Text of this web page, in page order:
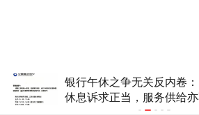
银行午休之争无关反内卷
休息诉求正当，服务供给亦
国民党推出AI发言人“郑小